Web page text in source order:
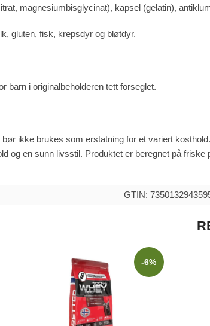
magnesiumbisglycinat), kapsel (gelatin),
gluten, fisk, krepsdyr og bløtdyr.
barn i originalbeholderen tett forseglet.
ikke brukes som erstatning for et variert
og en sunn livsstil. Produktet er beregnet på
GTIN:
-6%